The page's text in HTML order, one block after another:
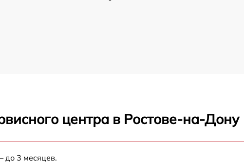
центра в Ростове-на-Дону
до 3 месяцев.